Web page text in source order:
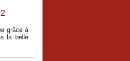
grâce à
la belle